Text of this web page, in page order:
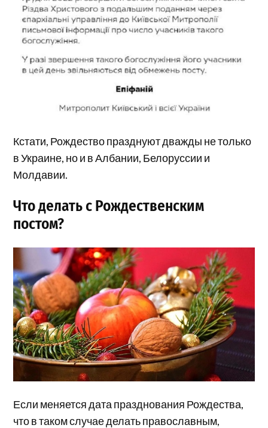
Кстати, Рождество празднуют дважды не только
в Украине, но и в Албании, Белоруссии и
Молдавии.
Что делать с Рождественским
постом?
Если меняется дата празднования Рождества,
что в таком случае делать православным,